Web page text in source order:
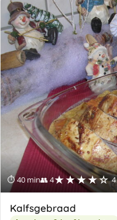
⏱ 40 min👥 4★★★★☆
Kalfsgebraad